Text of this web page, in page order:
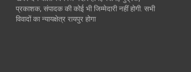
प्रकाशक, संपादक की कोई भी जिम्मेदारी नहीं होगी. सभी
विवादों का न्यायक्षेत्र रायपुर होगा